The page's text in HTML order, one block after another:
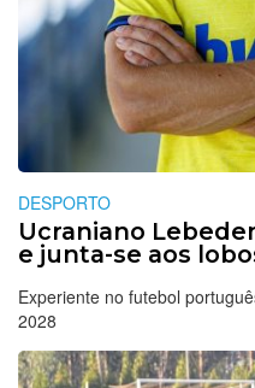
DESPORTO
Ucraniano
e junta-se aos
Experiente no futebol
2028